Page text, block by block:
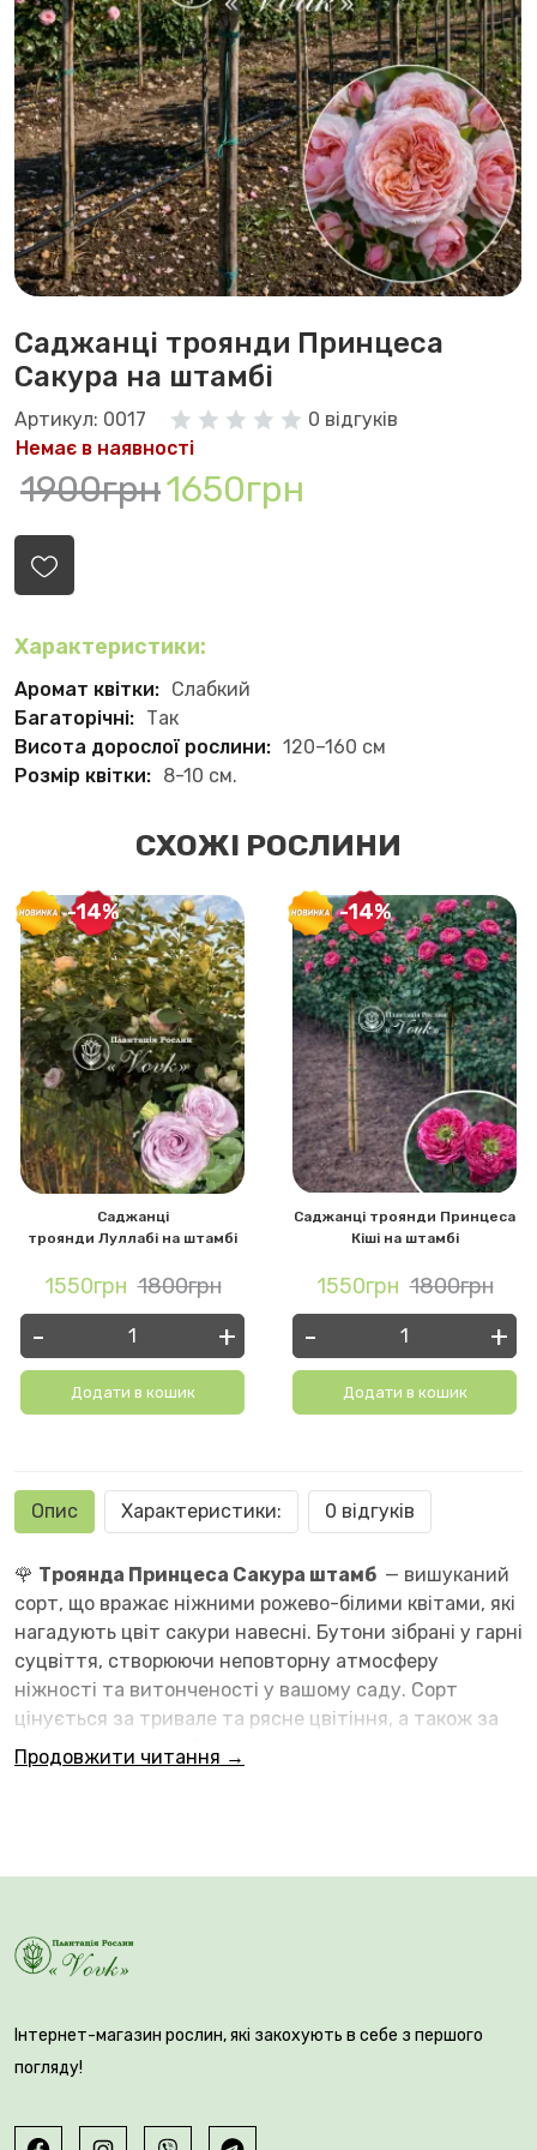
Саджанці троянди Принцеса
Сакура на штамбі
Артикул: 0017
0 відгуків
Немає в наявності
1900грн1650грн
Характеристики:
Аромат квітки: Слабкий
Багаторічні: Так
Висота дорослої рослини: 120–160 см
Розмір квітки: 8-10 см.
СХОЖІ РОСЛИНИ
-14%
Саджанці
троянди Луллабі на штамбі
1550грн 1800грн
- +
Додати в кошик
-14%
Саджанці троянди Принцеса
Кіші на штамбі
1550грн 1800грн
- +
Додати в кошик
Опис Характеристики: 0 відгуків
🌹 Троянда Принцеса Сакура штамб — вишуканий
сорт, що вражає ніжними рожево-білими квітами, які
нагадують цвіт сакури навесні. Бутони зібрані у гарні
суцвіття, створюючи неповторну атмосферу
ніжності та витонченості у вашому саду. Сорт
цінується за тривале та рясне цвітіння, а також за
стійкість до хвороб і морозів.🌱 Висота саджанця
кореневу систему. Кожен саджанець вирощений з
турботою та любов’ю на наших власних плантаціях.
Продовжити читання →
Інтернет-магазин рослин, які закохують в себе з першого
погляду!